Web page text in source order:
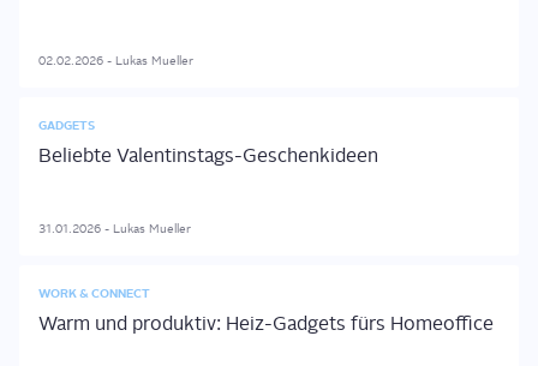
02.02.2026 - Lukas Mueller
GADGETS
Beliebte Valentinstags-Geschenkideen
31.01.2026 - Lukas Mueller
WORK & CONNECT
Warm und produktiv: Heiz-Gadgets fürs Homeoffice